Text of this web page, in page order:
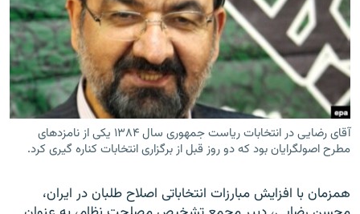
به ما بپیوندید
زبان‌های دیگر
آقاى رضايى در انتخابات رياست جمهورى سال ۱۳۸۴ يكى از نامزدهاى
مطرح اصولگرایان بود كه دو روز قبل از برگزاری انتخابات كناره گيرى كرد.
همزمان با افزايش مبارزات انتخاباتى اصلاح طلبان در ايران،